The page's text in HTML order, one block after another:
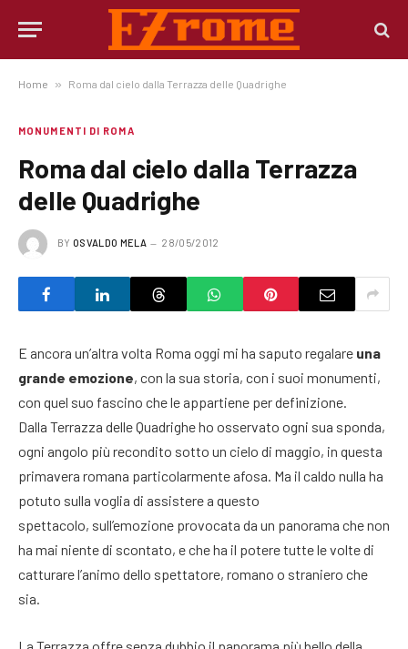
Home » Roma dal cielo dalla Terrazza delle Quadrighe
MONUMENTI DI ROMA
Roma dal cielo dalla Terrazza
delle Quadrighe
BY OSVALDO MELA 28/05/2012
E ancora un’altra volta Roma oggi mi ha saputo regalare una
grande emozione, con la sua storia, con i suoi monumenti,
con quel suo fascino che le appartiene per definizione.
Dalla Terrazza delle Quadrighe ho osservato ogni sua sponda,
ogni angolo più recondito sotto un cielo di maggio, in questa
primavera romana particolarmente afosa. Ma il caldo nulla ha
potuto sulla voglia di assistere a questo
spettacolo, sull’emozione provocata da un panorama che non
ha mai niente di scontato, e che ha il potere tutte le volte di
catturare l’animo dello spettatore, romano o straniero che
sia.
La Terrazza offre senza dubbio il panorama più bello della